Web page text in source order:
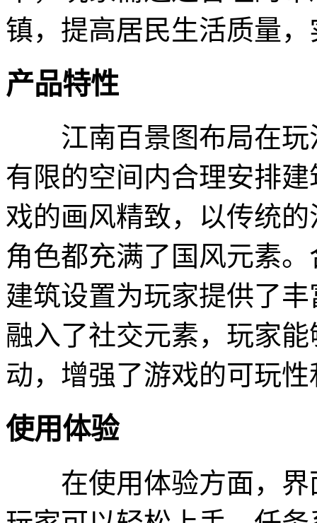
镇，提高居民生活质量
产品特性
江南百景图布局在玩
有限的空间内合理安排
戏的画风精致，以传统
角色都充满了国风元素
建筑设置为玩家提供了
融入了社交元素，玩家
动，增强了游戏的可玩
使用体验
在使用体验方面，界